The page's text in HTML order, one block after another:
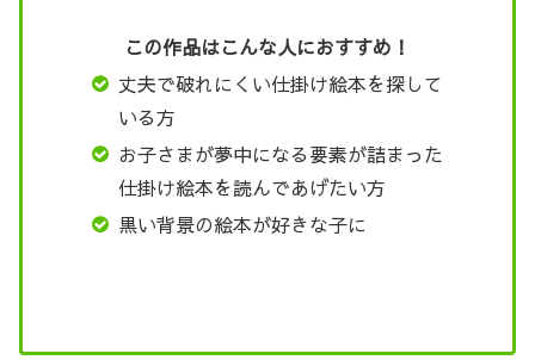
この作品はこんな人におすすめ！
丈夫で破れにくい仕掛け絵本を探して
いる方
お子さまが夢中になる要素が詰まった
仕掛け絵本を読んであげたい方
黒い背景の絵本が好きな子に